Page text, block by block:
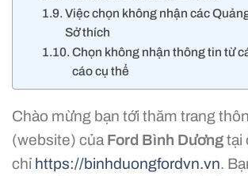
Việc chọn không nhận các
Sở thích
Chọn không nhận thông tin từ
cáo cụ thể
Chào mừng bạn tới thăm trang
(website) của Ford Bình Dươngtại
chỉ https://binhduongfordvn.vn.